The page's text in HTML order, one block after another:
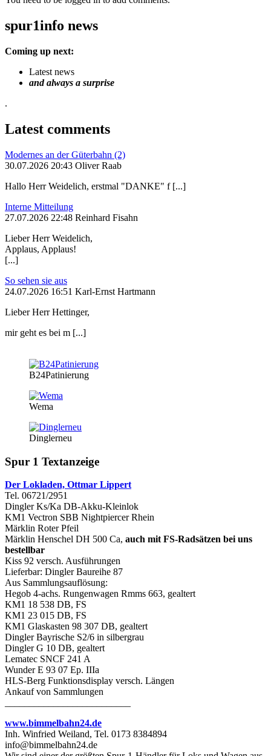
spur1info news
Coming up next:
Latest news
and always a surprise
.
Latest comments
Modernes an der Güterbahn (2)
30.07.2026 20:43 Oliver Raab
Hallo Herr Weidelich, erstmal "DANKE" f [...]
Interne Mitteilung
27.07.2026 22:48 Reinhard Fisahn
Lieber Herr Weidelich,
Applaus, Applaus!
[...]
So sehen sie aus
24.07.2026 16:51 Karl-Ernst Hartmann
Lieber Herr Hettinger,
mir geht es bei m [...]
B24Patinierung
Wema
Dinglerneu
Spur 1 Textanzeige
Der Lokladen, Ottmar Lippert
Tel. 06721/2951
Dingler Ks/Ka DB-Akku-Kleinlok
KM1 Vectron SBB Nightpiercer Rhein
Märklin Roter Pfeil
Märklin Henschel DH 500 Ca, auch mit FS-Radsätzen bei uns
bestellbar
Kiss 92 versch. Ausführungen
Lieferbar: Dingler Baureihe 87
Aus Sammlungsauflösung:
Hegob 4-achs. Rungenwagen Rmms 663, gealtert
KM1 18 538 DB, FS
KM1 23 015 DB, FS
KM1 Glaskasten 98 307 DB, gealtert
Dingler Bayrische S2/6 in silbergrau
Dingler G 10 DB, gealtert
Lematec SNCF 241 A
Wunder E 93 07 Ep. IIIa
HLS-Berg Funktionsdisplay versch. Längen
Ankauf von Sammlungen
www.bimmelbahn24.de
Inh. Winfried Weiland, Tel. 0173 8384894
info@bimmelbahn24.de